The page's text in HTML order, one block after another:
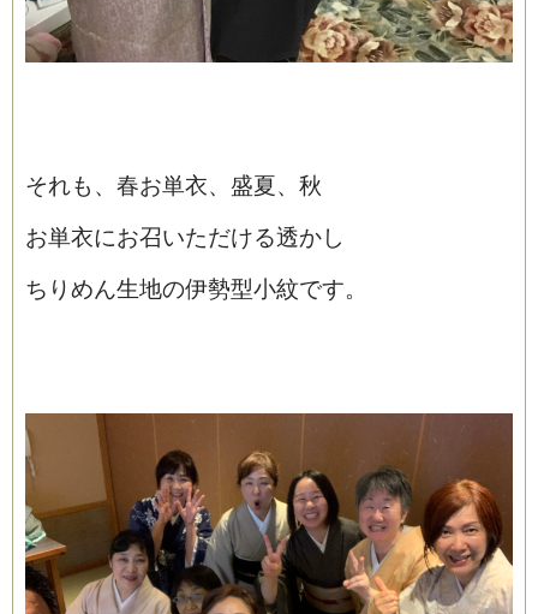
それも、春お単衣、盛夏、秋
お単衣にお召いただける透かし
ちりめん生地の伊勢型小紋です。